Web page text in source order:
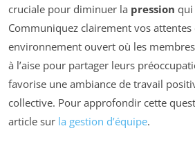
cruciale pour diminuer la pression qui
Communiquez clairement vos attentes
environnement ouvert où les
à l’aise pour partager leurs
favorise une ambiance de travail
collective. Pour approfondir cette
article sur la gestion d’équipe.